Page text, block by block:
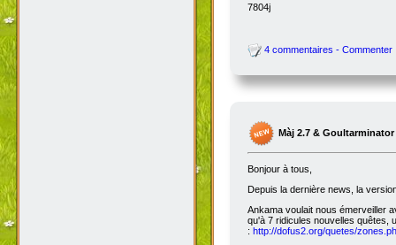
7804j
4 commentaires - Commenter
Màj 2.7 & Goultarminator
Bonjour à tous,
Depuis la dernière news, la
Ankama voulait nous émerveiller
qu'à 7 ridicules nouvelles quêtes,
: http://dofus2.org/quetes/